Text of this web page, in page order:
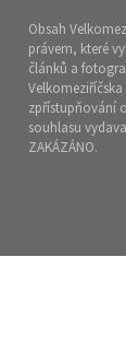
Obsah
právem, které
článků a
zpřístupňování
souhlasu
ZAKÁZÁNO.